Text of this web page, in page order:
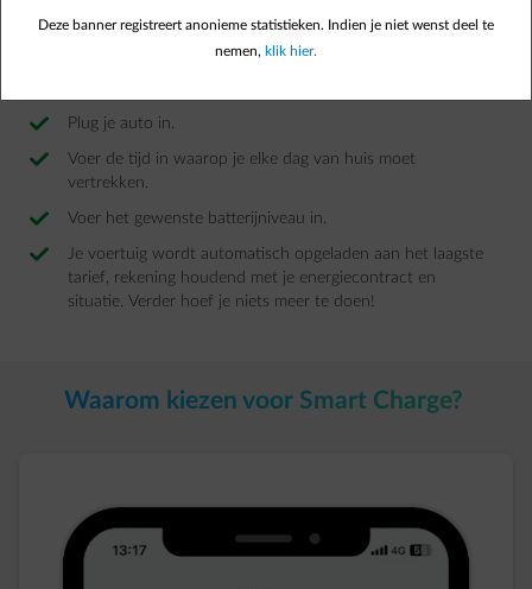
Plug je auto in. ​
Voer de tijd in waarop je elke dag van huis moet
vertrekken.​
Voer het gewenste batterijniveau in. ​
Je voertuig wordt automatisch opgeladen aan het laagste
tarief, rekening houdend met je energiecontract en
situatie. Verder hoef je niets meer te doen! ​
Waarom kiezen voor Smart Charge? ​
Deze banner registreert anonieme statistieken. Indien je niet wenst deel te
nemen, klik hier.